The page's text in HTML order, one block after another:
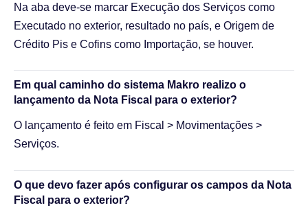
Na aba deve-se marcar Execução dos Serviços como
Executado no exterior, resultado no país, e Origem de
Crédito Pis e Cofins como Importação, se houver.
Em qual caminho do sistema Makro realizo o
lançamento da Nota Fiscal para o exterior?
O lançamento é feito em Fiscal > Movimentações >
Serviços.
O que devo fazer após configurar os campos da Nota
Fiscal para o exterior?